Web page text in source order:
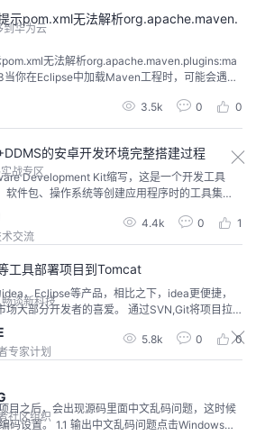
到华为云
战专区
交流
谈新科技
专家计划
社区组织
示pom.xml无法解析org.apache.maven.
无法解析org.apache.maven.plugins:ma
你在Eclipse中加载Maven工程时，可能会遇到
codeCould not resolve org.apache.ma
p...
3.5k 0 0
的安卓开发环境完整搭建过程
Development Kit缩写，这是一个开发工具
软件包、操作系统等创建应用程序时的工具集
Interface缩写，指应用程序编程接口；A
缩写，安卓开发工具包，是Eclipse的插件；
4.4k 0 1
工具部署项目到Tomcat
，Eclipse等产品，相比之下，idea更便捷，
者的喜爱。 通过SVN,Git将项目拉
部署到TomcatIDEA：1：导入项目2：配置Tom
引入tomcat，jdk4：引入Artifact 左侧命名5：pr
5.8k 0 0
目之后，会出现源码里面中文乱码问题，这时候
码设置。 1.1 输出中文乱码问题点击Windows→G